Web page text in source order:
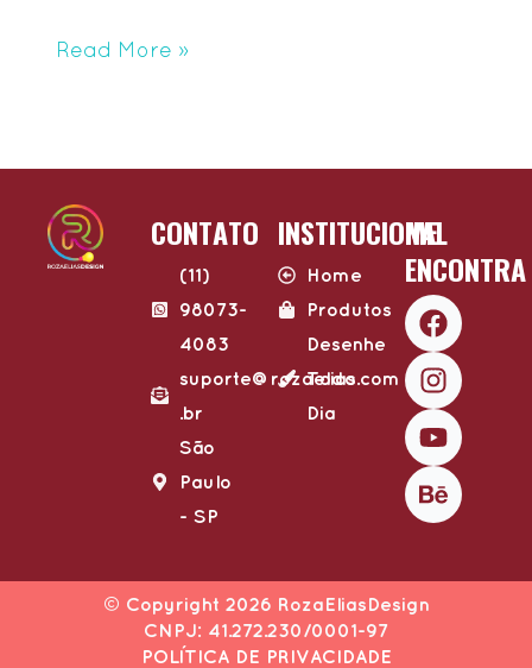
Read More »
CONTATO
(11)
98073-
4083
suporte@rozaelias.com​
.br
São
Paulo
- SP​
INSTITUCIONAL
Home
Produtos
Desenhe
Todo
Dia
ME
ENCONTRA
F
a
c
e
b
o
o
k
I
n
s
t
a
g
r
a
Y
o
u
t
u
b
e
B
e
h
a
n
c
e
© Copyright 2026 RozaEliasDesign
CNPJ: 41.272.230/0001-97
POLÍTICA DE PRIVACIDADE